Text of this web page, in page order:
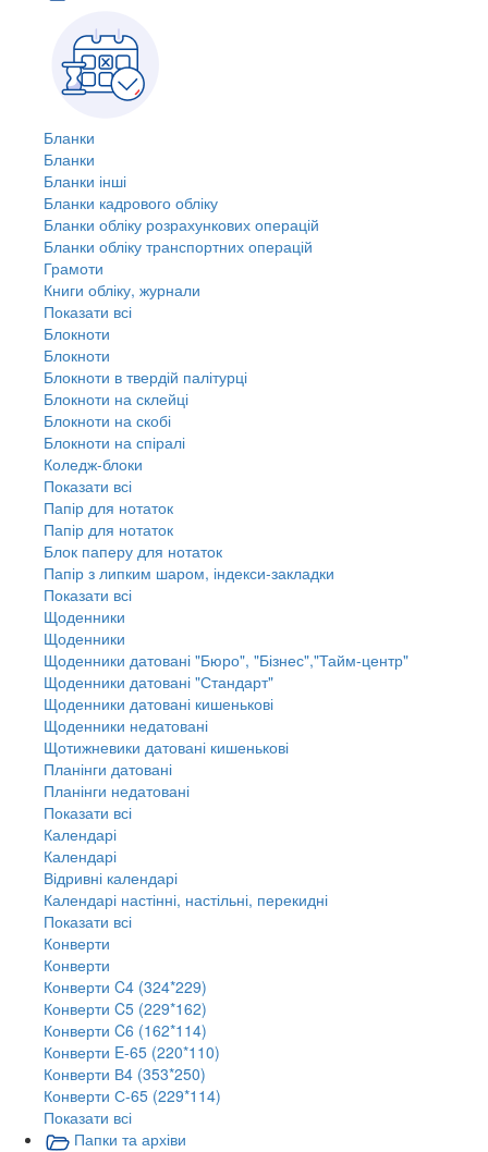
Бланки
Бланки
Бланки інші
Бланки кадрового обліку
Бланки обліку розрахункових операцій
Бланки обліку транспортних операцій
Грамоти
Книги обліку, журнали
Показати всі
Блокноти
Блокноти
Блокноти в твердій палітурці
Блокноти на склейці
Блокноти на скобі
Блокноти на спіралі
Коледж-блоки
Показати всі
Папір для нотаток
Папір для нотаток
Блок паперу для нотаток
Папір з липким шаром, індекси-закладки
Показати всі
Щоденники
Щоденники
Щоденники датовані "Бюро", "Бізнес","Тайм-центр"
Щоденники датовані "Стандарт"
Щоденники датовані кишенькові
Щоденники недатовані
Щотижневики датовані кишенькові
Планінги датовані
Планінги недатовані
Показати всі
Календарі
Календарі
Відривні календарі
Календарі настінні, настільні, перекидні
Показати всі
Конверти
Конверти
Конверти C4 (324*229)
Конверти C5 (229*162)
Конверти C6 (162*114)
Конверти E-65 (220*110)
Конверти В4 (353*250)
Конверти С-65 (229*114)
Показати всі
Папки та архіви